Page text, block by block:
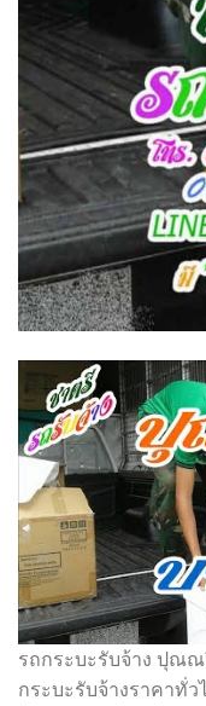
รถกระบะรับจ้าง ปุณณ
กระบะรับจ้างราคาทั่ว